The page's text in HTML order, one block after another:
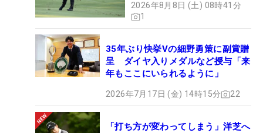
2026年8月8日 (土) 08時41分
1
35年ぶり快挙Vの細野勇策に副賞贈
呈 ダイヤ入りメダルなど授与「来
年もここにいられるように」
2026年7月17日 (金) 14時15分 22
「打ち方が変わってしまう」洋芝へ